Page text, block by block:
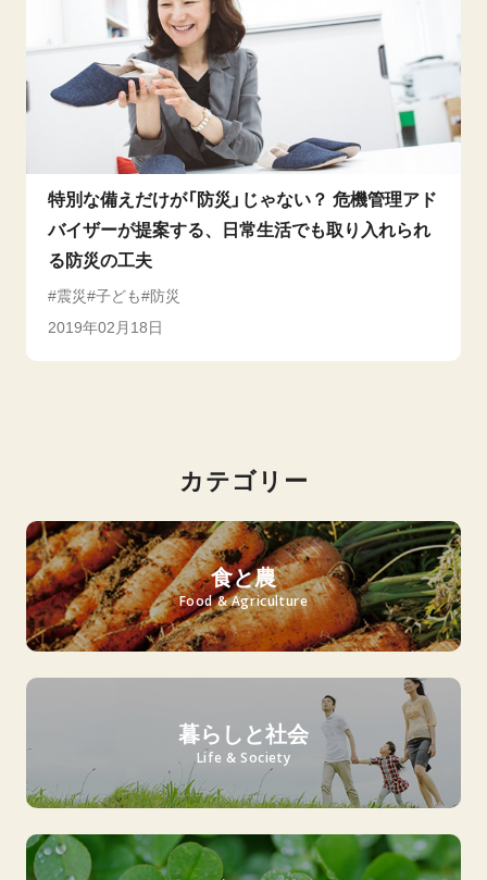
特別な備えだけが「防災」じゃない？ 危機管理アド
バイザーが提案する、日常生活でも取り入れられ
る防災の工夫
震災 子ども
防災
2019年02月18日
カテゴリー
食と農
Food & Agriculture
暮らしと社会
Life & Society